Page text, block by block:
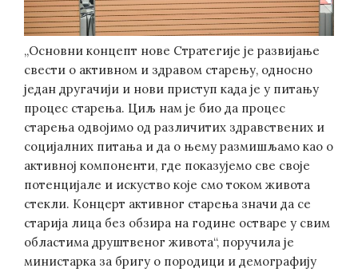
„Основни концепт нове Стратегије је развијање
свести о активном и здравом старењу, односно
један другачији и нови приступ када је у питању
процес старења. Циљ нам је био да процес
старења одвојимо од различитих здравствених и
социјалних питања и да о њему размишљамо као о
активној компоненти, где показујемо све своје
потенцијале и искуство које смо током живота
стекли. Концерт активног старења значи да се
старија лица без обзира на године остваре у свим
областима друштвеног живота“, поручила је
министарка за бригу о породици и демографију